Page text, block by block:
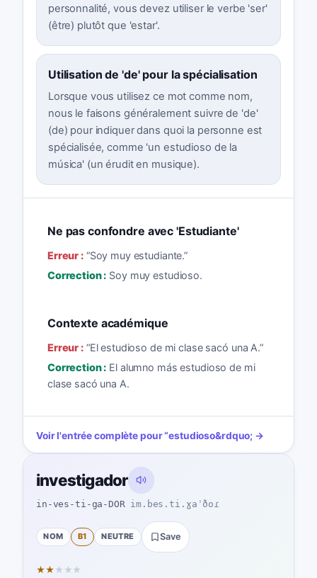
personnalité, vous devez utiliser le verbe 'ser'
(être) plutôt que 'estar'.
Utilisation de 'de' pour la spécialisation
Lorsque vous utilisez ce mot comme nom,
nous le faisons généralement suivre de 'de'
(de) pour indiquer dans quoi la personne est
spécialisée, comme 'un estudioso de la
música' (un érudit en musique).
Ne pas confondre avec 'Estudiante'
Erreur :“Soy muy estudiante.”
Correction : Soy muy estudioso.
Contexte académique
Erreur :“El estudioso de mi clase sacó una A.”
Correction : El alumno más estudioso de mi
clase sacó una A.
Voir l'entrée complète pour“estudioso&rdquo; →
investigador
in-ves-ti-ga-DOR im.bes.ti.ɣaˈðoɾ
NOM B1 NEUTRE Save
★★ ★ ★ ★